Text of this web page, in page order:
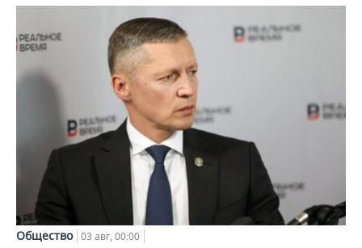
Общество 03 авг, 00:00